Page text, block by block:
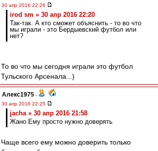
30 апр 2016 22:26
irod sm » 30 апр 2016 22:20
Так-так. А кто сможет объяснить - то во что
мы играли - это Бердыевский футбол или
нет?
То во что мы сегодня играли это футбол
Тульского Арсенала...)
Алекс1975 -
30 апр 2016 22:25
jacha » 30 апр 2016 21:58
Жано.Ему просто нужно доверять
Чаще всего ему можно доверить только